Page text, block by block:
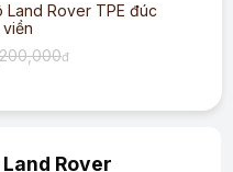
Land Rover TPE đúc
đ
Rover